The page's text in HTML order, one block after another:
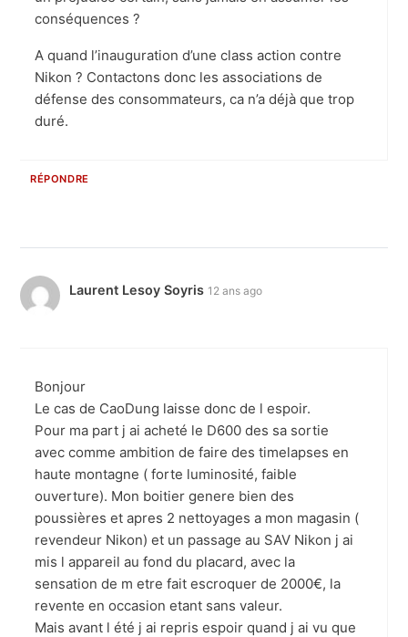
conséquences ?
A quand l’inauguration d’une class action contre
Nikon ? Contactons donc les associations de
défense des consommateurs, ca n’a déjà que trop
duré.
RÉPONDRE
Laurent Lesoy Soyris 12 ans ago
Bonjour
Le cas de CaoDung laisse donc de l espoir.
Pour ma part j ai acheté le D600 des sa sortie
avec comme ambition de faire des timelapses en
haute montagne ( forte luminosité, faible
ouverture). Mon boitier genere bien des
poussières et apres 2 nettoyages a mon magasin (
revendeur Nikon) et un passage au SAV Nikon j ai
mis l appareil au fond du placard, avec la
sensation de m etre fait escroquer de 2000€, la
revente en occasion etant sans valeur.
Mais avant l été j ai repris espoir quand j ai vu que